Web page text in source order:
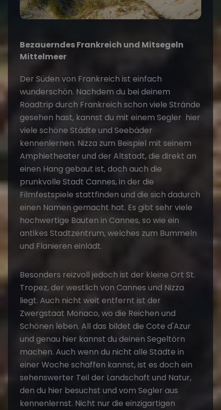
Bezauerndes Frankreich und Mitsegeln
Mittelmeer
Der Süden von Frankreich ist einfach
wunderschön. Nachdem du bei deinem
Roadtrip durch Frankreich schon viele Strände
gesehen hast, kannst du mit einem Segler hier
viele schöne Städte und Seebäder
kennenlernen. Nizza zum Beispiel mit seinem
Amphietheater und der Altstadt, die direkt an
einen Hang gebaut ist, doch auch die
prunkvolle Stadt Cannes, in der die
Filmfestspiele stattfinden und die sich dadurch
einen Namen gemacht hat. Es gibt sehr viele
hochwertige Bauten in Cannes, so wie ein
antikes Stadtzentrum, welches zum Bummeln
und Flanieren einlädt.
Besonders reizvoll jedoch ist der kleine Ort St.
Tropez, der westlich von Cannes und Nizza
liegt. Auch nicht weit entfernt ist der
Zwergstaat Monaco, wo die Reichen und
Schönen leben. All das bildet die Cote d'Azur
und genau hier kannst du deinen Segeltörn
machen. Auch wenn du nicht alle Städte in
einer Woche schaffen kannst, ist es doch ein
sehenswerter Teil der Landschaft und Natur,
den du hier besuchst und vom Segler aus
kennenlernst. Nicht nur die einzigartigen